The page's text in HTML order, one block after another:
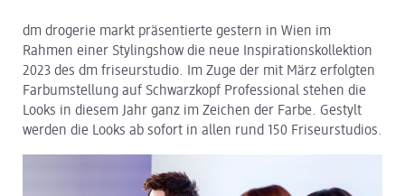
Lehre bei dm
Arbeiten bei dm
dm Logistik
dm drogerie markt präsentierte gestern in Wien im
Rahmen einer Stylingshow die neue Inspirationskollektion
2023 des dm friseurstudio. Im Zuge der mit März erfolgten
Farbumstellung auf Schwarzkopf Professional stehen die
Looks in diesem Jahr ganz im Zeichen der Farbe. Gestylt
werden die Looks ab sofort in allen rund 150 Friseurstudios.